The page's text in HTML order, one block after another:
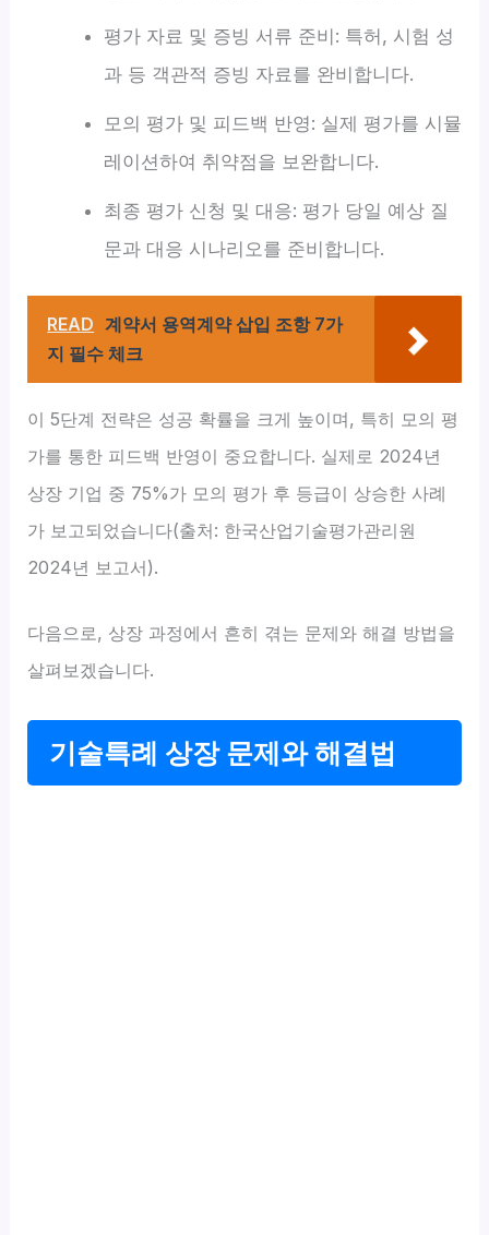
평가 자료 및 증빙 서류 준비: 특허, 시험 성
과 등 객관적 증빙 자료를 완비합니다.
모의 평가 및 피드백 반영: 실제 평가를 시뮬
레이션하여 취약점을 보완합니다.
최종 평가 신청 및 대응: 평가 당일 예상 질
문과 대응 시나리오를 준비합니다.
READ 계약서 용역계약 삽입 조항 7가
지 필수 체크
이 5단계 전략은 성공 확률을 크게 높이며, 특히 모의 평
가를 통한 피드백 반영이 중요합니다. 실제로 2024년
상장 기업 중 75%가 모의 평가 후 등급이 상승한 사례
가 보고되었습니다(출처: 한국산업기술평가관리원
2024년 보고서).
다음으로, 상장 과정에서 흔히 겪는 문제와 해결 방법을
살펴보겠습니다.
기술특례 상장 문제와 해결법